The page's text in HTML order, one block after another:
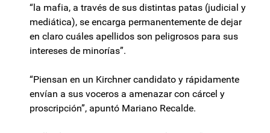
“la mafia, a través de sus distintas patas (judicial y
mediática), se encarga permanentemente de dejar
en claro cuáles apellidos son peligrosos para sus
intereses de minorías”.
“Piensan en un Kirchner candidato y rápidamente
envían a sus voceros a amenazar con cárcel y
proscripción”, apuntó Mariano Recalde.